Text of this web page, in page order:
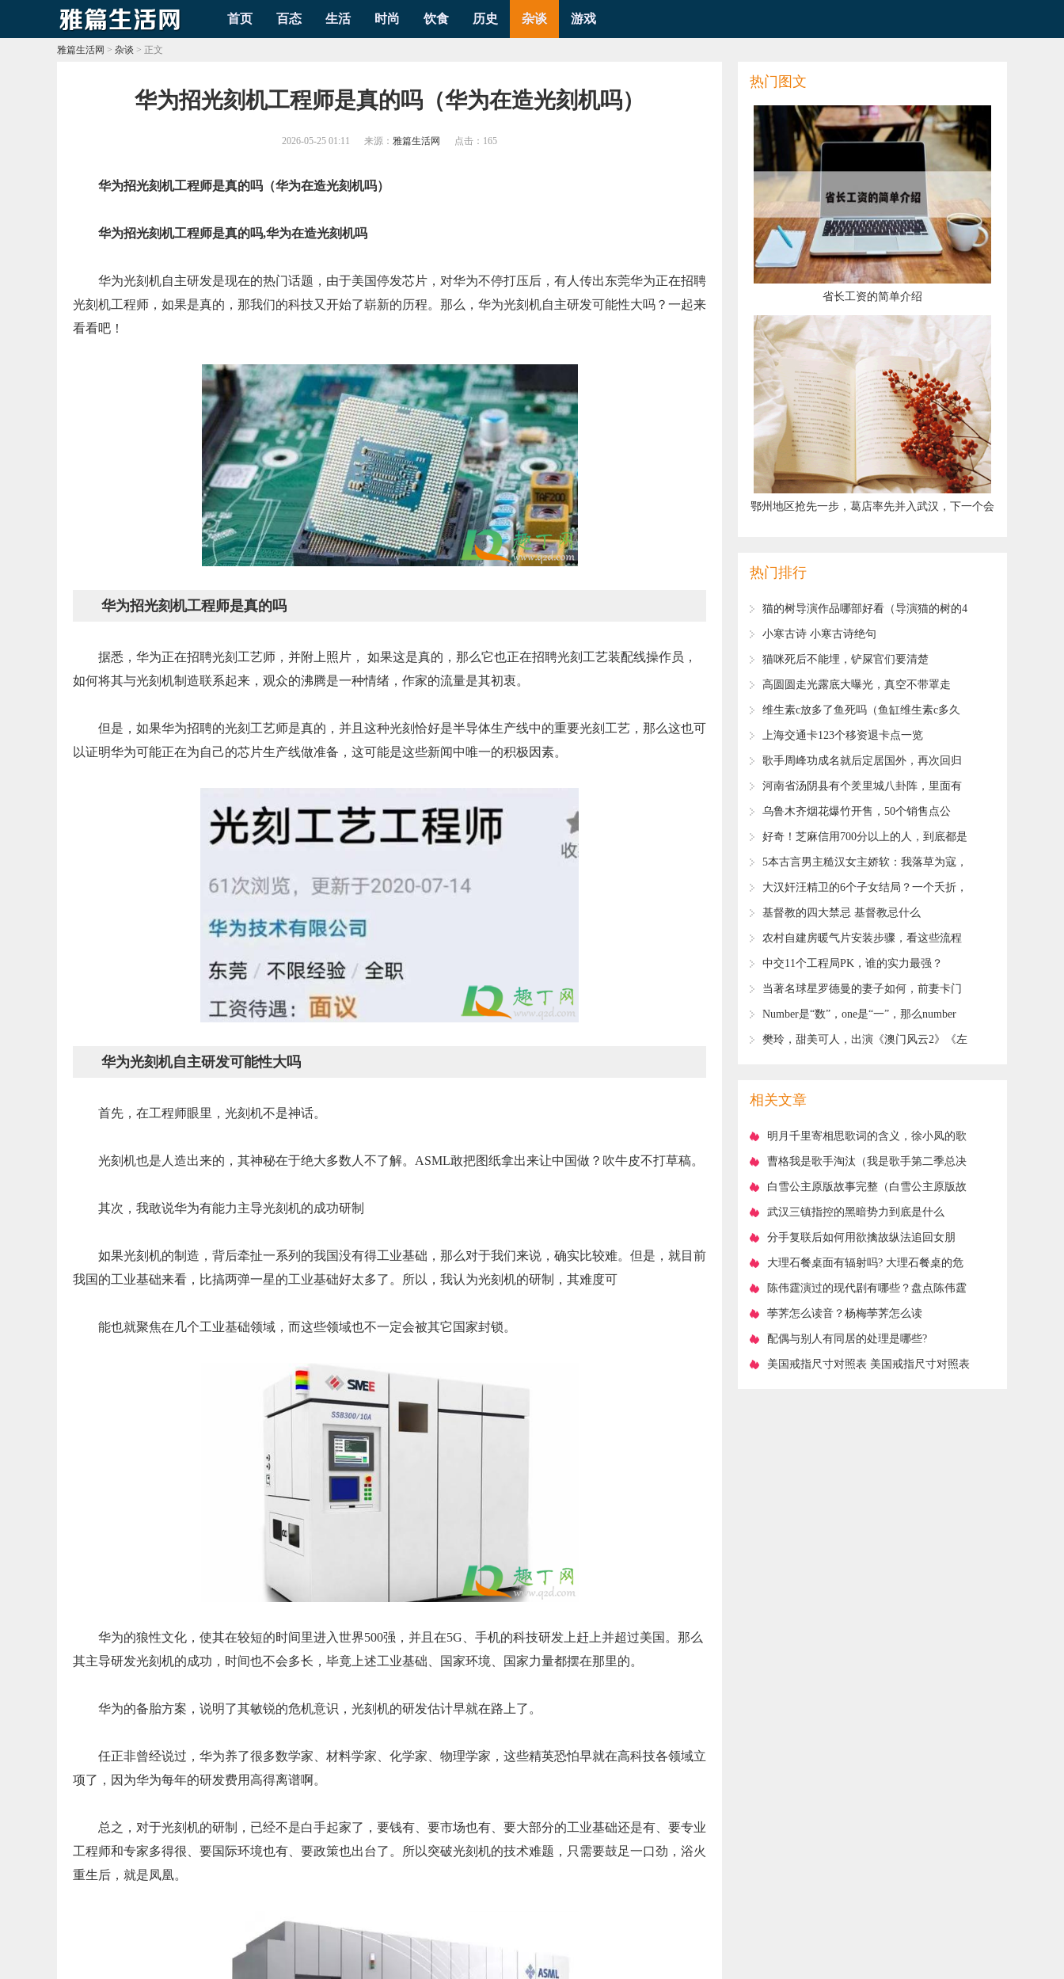
首页 百态 生活 时尚 饮食 历史 杂谈 游戏
雅篇生活网 > 杂谈 > 正文
​华为招光刻机工程师是真的吗（华为在造光刻机吗）
2026-05-25 01:11 来源： 雅篇生活网 点击： 165
华为招光刻机工程师是真的吗（华为在造光刻机吗）
华为招光刻机工程师是真的吗,华为在造光刻机吗
华为光刻机自主研发是现在的热门话题，由于美国停发芯片，对华为不停打压后，有人传出东莞华为正在招聘
光刻机工程师，如果是真的，那我们的科技又开始了崭新的历程。那么，华为光刻机自主研发可能性大吗？一起来
看看吧！
华为招光刻机工程师是真的吗
据悉，华为正在招聘光刻工艺师，并附上照片， 如果这是真的，那么它也正在招聘光刻工艺装配线操作员，
如何将其与光刻机制造联系起来，观众的沸腾是一种情绪，作家的流量是其初衷。
但是，如果华为招聘的光刻工艺师是真的，并且这种光刻恰好是半导体生产线中的重要光刻工艺，那么这也可
以证明华为可能正在为自己的芯片生产线做准备，这可能是这些新闻中唯一的积极因素。
华为光刻机自主研发可能性大吗
首先，在工程师眼里，光刻机不是神话。
光刻机也是人造出来的，其神秘在于绝大多数人不了解。ASML敢把图纸拿出来让中国做？吹牛皮不打草稿。
其次，我敢说华为有能力主导光刻机的成功研制
如果光刻机的制造，背后牵扯一系列的我国没有得工业基础，那么对于我们来说，确实比较难。但是，就目前
我国的工业基础来看，比搞两弹一星的工业基础好太多了。所以，我认为光刻机的研制，其难度可
能也就聚焦在几个工业基础领域，而这些领域也不一定会被其它国家封锁。
华为的狼性文化，使其在较短的时间里进入世界500强，并且在5G、手机的科技研发上赶上并超过美国。那么
其主导研发光刻机的成功，时间也不会多长，毕竟上述工业基础、国家环境、国家力量都摆在那里的。
华为的备胎方案，说明了其敏锐的危机意识，光刻机的研发估计早就在路上了。
任正非曾经说过，华为养了很多数学家、材料学家、化学家、物理学家，这些精英恐怕早就在高科技各领域立
项了，因为华为每年的研发费用高得离谱啊。
总之，对于光刻机的研制，已经不是白手起家了，要钱有、要市场也有、要大部分的工业基础还是有、要专业
工程师和专家多得很、要国际环境也有、要政策也出台了。所以突破光刻机的技术难题，只需要鼓足一口劲，浴火
重生后，就是凤凰。
热门图文
​省长工资的简单介绍
​鄂州地区抢先一步，葛店率先并入武汉，下一个会
热门排行
​猫的树导演作品哪部好看（导演猫的树的4
部经典作品推荐）
​小寒古诗 小寒古诗绝句
​猫咪死后不能埋，铲屎官们要清楚
​高圆圆走光露底大曝光，真空不带罩走
光，网友们：很有凸点
​维生素c放多了鱼死吗（鱼缸维生素c多久
放一次）
​上海交通卡123个移资退卡点一览
​歌手周峰功成名就后定居国外，再次回归
却失踪至今
​河南省汤阴县有个羑里城八卦阵，里面有
八个阵势，像迷宫一样
​乌鲁木齐烟花爆竹开售，50个销售点公
布，看看你家附近的有没有？
​好奇！芝麻信用700分以上的人，到底都是
什么人？客服给出答案
​5本古言男主糙汉女主娇软：我落草为寇，
但我定让你做天下的皇后
​大汉奸汪精卫的6个子女结局？一个夭折，
另5个全长寿，有钱有势
​基督教的四大禁忌 基督教忌什么
​农村自建房暖气片安装步骤，看这些流程
就够了
​中交11个工程局PK，谁的实力最强？
​当著名球星罗德曼的妻子如何，前妻卡门
坦言，一点也不后悔
​Number是“数”，one是“一”，那么number
one什么意思？
​樊玲，甜美可人，出演《澳门风云2》《左
相关文章
​明月千里寄相思歌词的含义，徐小凤的歌
曲经典老歌明月千里寄相思歌词
​曹格我是歌手淘汰（我是歌手第二季总决
赛排名剧透）
​白雪公主原版故事完整（白雪公主原版故
事完整视频播放）
​武汉三镇指控的黑暗势力到底是什么
​分手复联后如何用欲擒故纵法追回女朋
友？
​大理石餐桌面有辐射吗? 大理石餐桌的危
害
​陈伟霆演过的现代剧有哪些？盘点陈伟霆
演过的5部现代剧
​荸荠怎么读音？杨梅荸荠怎么读
​配偶与别人有同居的处理是哪些?
​美国戒指尺寸对照表 美国戒指尺寸对照表